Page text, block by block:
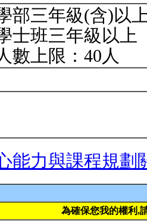
部三年級(含)以
士班三年級以上
數上限：40人
能力與課程規劃
為確保您我的權利,